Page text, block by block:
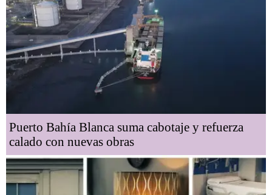
Puerto Bahía Blanca suma cabotaje y refuerza
calado con nuevas obras